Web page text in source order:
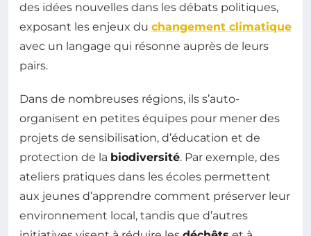
des idées nouvelles dans les débats politiques,
exposant les enjeux du changement climatique
avec un langage qui résonne auprès de leurs
pairs.
Dans de nombreuses régions, ils s’auto-
organisent en petites équipes pour mener des
projets de sensibilisation, d’éducation et de
protection de la biodiversité. Par exemple, des
ateliers pratiques dans les écoles permettent
aux jeunes d’apprendre comment préserver leur
environnement local, tandis que d’autres